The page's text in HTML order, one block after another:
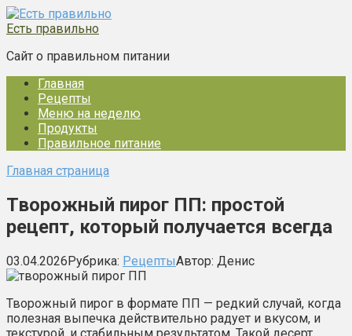
Перейти
к
Есть правильно
Сайт о правильном питании
Главная
Рецепты
Меню на неделю
Продукты
Правильное питание
Главная страница
Творожный пирог ПП: простой
рецепт, который получается всегда
03.04.2026Рубрика: РецептыАвтор: Денис
Творожный пирог в формате ПП — редкий случай, когда
полезная выпечка действительно радует и вкусом, и